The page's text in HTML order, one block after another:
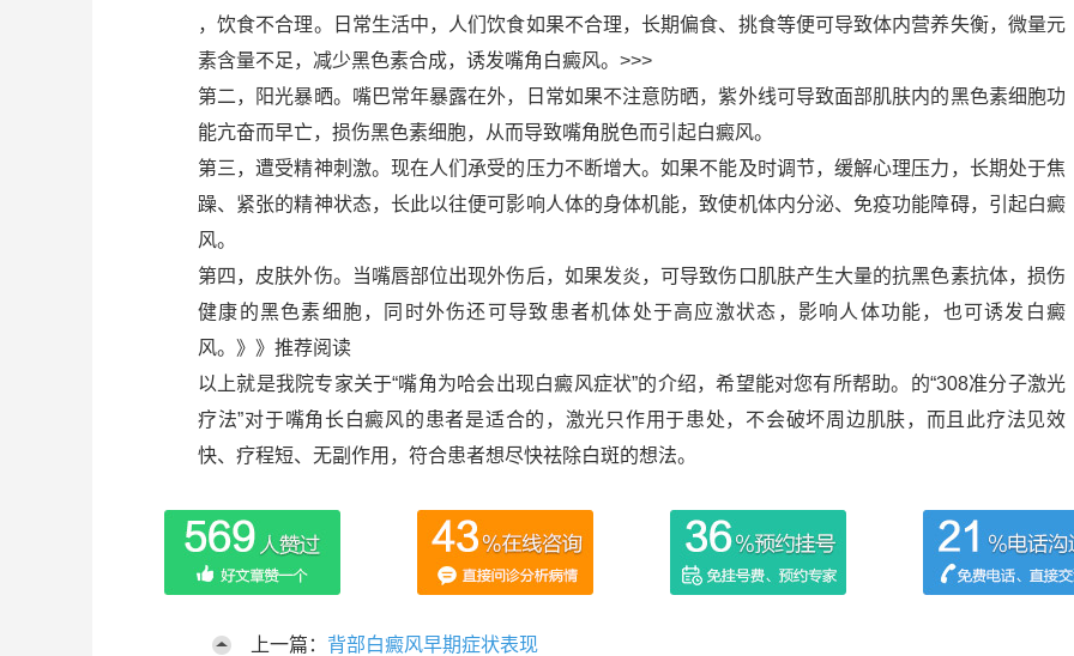
，饮食不合理。日常生活中，人们饮食如果不合理，长期偏食、挑食等便可导致体内营养失衡，微量元
素含量不足，减少黑色素合成，诱发嘴角白癜风。>>>
第二，阳光暴晒。嘴巴常年暴露在外，日常如果不注意防晒，紫外线可导致面部肌肤内的黑色素细胞功
能亢奋而早亡，损伤黑色素细胞，从而导致嘴角脱色而引起白癜风。
第三，遭受精神刺激。现在人们承受的压力不断增大。如果不能及时调节，缓解心理压力，长期处于焦
躁、紧张的精神状态，长此以往便可影响人体的身体机能，致使机体内分泌、免疫功能障碍，引起白癜
风。
第四，皮肤外伤。当嘴唇部位出现外伤后，如果发炎，可导致伤口肌肤产生大量的抗黑色素抗体，损伤
健康的黑色素细胞，同时外伤还可导致患者机体处于高应激状态，影响人体功能，也可诱发白癜
风。》》推荐阅读
以上就是我院专家关于“嘴角为哈会出现白癜风症状”的介绍，希望能对您有所帮助。的“308准分子激光
疗法”对于嘴角长白癜风的患者是适合的，激光只作用于患处，不会破坏周边肌肤，而且此疗法见效
快、疗程短、无副作用，符合患者想尽快祛除白斑的想法。
上一篇： 背部白癜风早期症状表现